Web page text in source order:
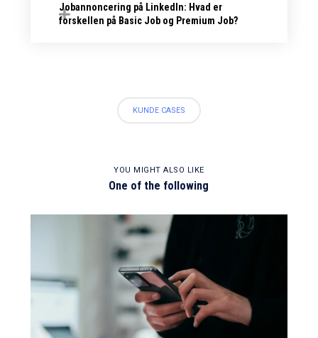
Jobannoncering på LinkedIn: Hvad er
forskellen på Basic Job og Premium Job?
KUNDE CASES
YOU MIGHT ALSO LIKE
One of the following